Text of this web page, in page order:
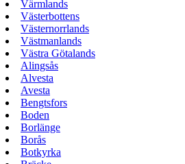
Värmlands
Västerbottens
Västernorrlands
Västmanlands
Västra Götalands
Alingsås
Alvesta
Avesta
Bengtsfors
Boden
Borlänge
Borås
Botkyrka